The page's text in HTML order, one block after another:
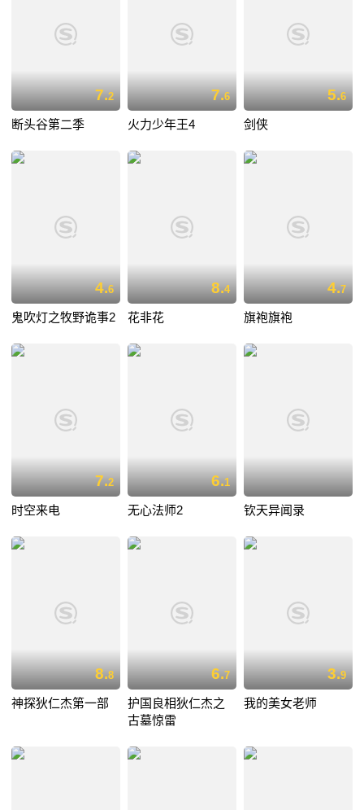
7.2
断头谷第二季
7.6
火力少年王4
5.6
剑侠
4.6
鬼吹灯之牧野诡事2
8.4
花非花
4.7
旗袍旗袍
7.2
时空来电
6.1
无心法师2 钦天异闻录
8.8
神探狄仁杰第一部
6.7
护国良相狄仁杰之
古墓惊雷
3.9
我的美女老师